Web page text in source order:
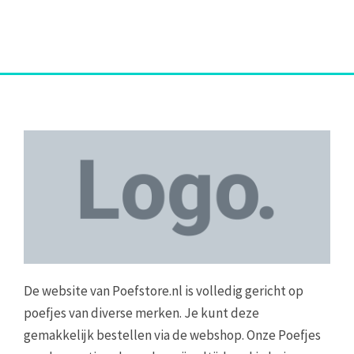
De website van Poefstore.nl is volledig gericht op
poefjes van diverse merken. Je kunt deze
gemakkelijk bestellen via de webshop. Onze Poefjes